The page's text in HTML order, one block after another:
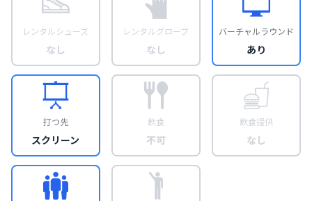
レンタルシューズ
なし
レンタルグローブ
なし
バーチャルラウンド
あり
打つ先
スクリーン
飲食
不可
飲食提供
なし